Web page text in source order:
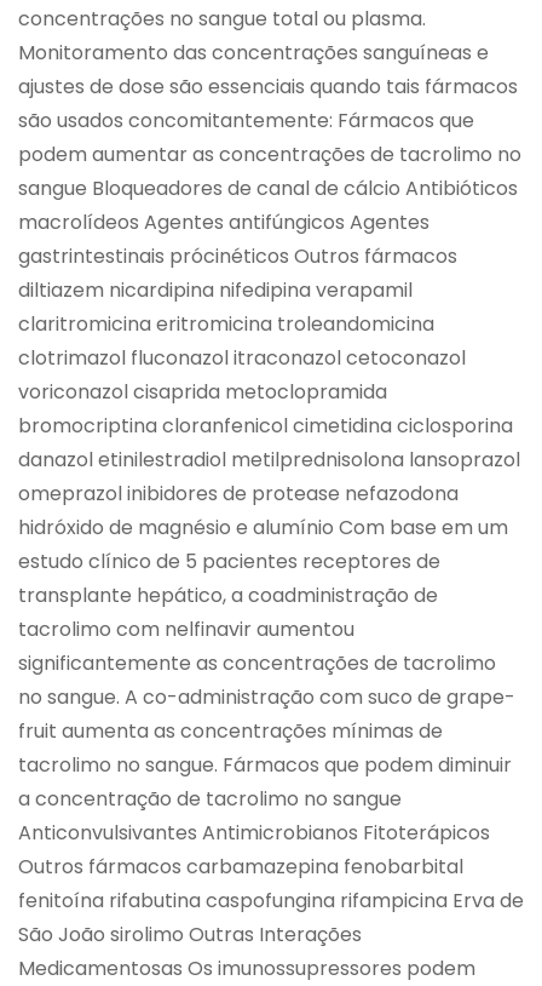
concentrações no sangue total ou plasma.
Monitoramento das concentrações sanguíneas e
ajustes de dose são essenciais quando tais fármacos
são usados concomitantemente: Fármacos que
podem aumentar as concentrações de tacrolimo no
sangue Bloqueadores de canal de cálcio Antibióticos
macrolídeos Agentes antifúngicos Agentes
gastrintestinais prócinéticos Outros fármacos
diltiazem nicardipina nifedipina verapamil
claritromicina eritromicina troleandomicina
clotrimazol fluconazol itraconazol cetoconazol
voriconazol cisaprida metoclopramida
bromocriptina cloranfenicol cimetidina ciclosporina
danazol etinilestradiol metilprednisolona lansoprazol
omeprazol inibidores de protease nefazodona
hidróxido de magnésio e alumínio Com base em um
estudo clínico de 5 pacientes receptores de
transplante hepático, a coadministração de
tacrolimo com nelfinavir aumentou
significantemente as concentrações de tacrolimo
no sangue. A co-administração com suco de grape-
fruit aumenta as concentrações mínimas de
tacrolimo no sangue. Fármacos que podem diminuir
a concentração de tacrolimo no sangue
Anticonvulsivantes Antimicrobianos Fitoterápicos
Outros fármacos carbamazepina fenobarbital
fenitoína rifabutina caspofungina rifampicina Erva de
São João sirolimo Outras Interações
Medicamentosas Os imunossupressores podem